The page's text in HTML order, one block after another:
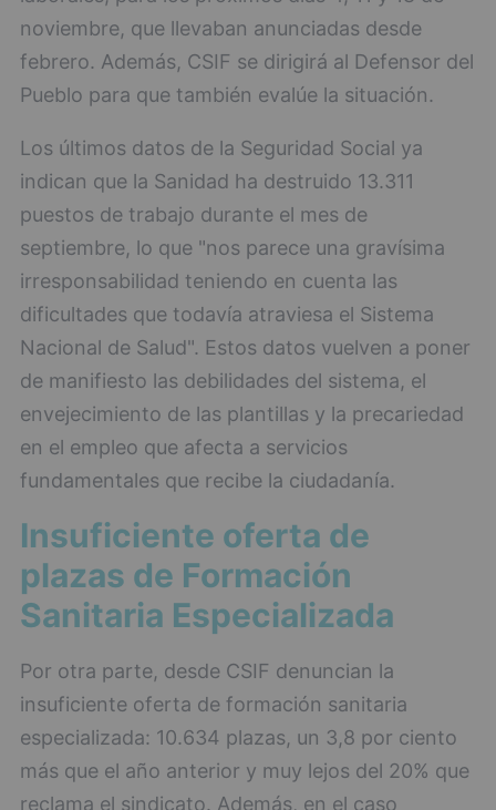
noviembre, que llevaban anunciadas desde
febrero. Además, CSIF se dirigirá al Defensor del
Pueblo para que también evalúe la situación.
Los últimos datos de la Seguridad Social ya
indican que la Sanidad ha destruido 13.311
puestos de trabajo durante el mes de
septiembre, lo que "nos parece una gravísima
irresponsabilidad teniendo en cuenta las
dificultades que todavía atraviesa el Sistema
Nacional de Salud". Estos datos vuelven a poner
de manifiesto las debilidades del sistema, el
envejecimiento de las plantillas y la precariedad
en el empleo que afecta a servicios
fundamentales que recibe la ciudadanía.
Insuficiente oferta de
plazas de Formación
Sanitaria Especializada
Por otra parte, desde CSIF denuncian la
insuficiente oferta de formación sanitaria
especializada: 10.634 plazas, un 3,8 por ciento
más que el año anterior y muy lejos del 20% que
reclama el sindicato. Además, en el caso